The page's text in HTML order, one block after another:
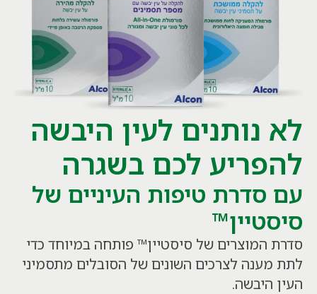
לא נותנים לעין היבשה
להפריע לכם בשגרה
עם סדרת טיפות העיניים של
סיסטיין™
סדרת המוצרים של סיסטיין™ פותחה במיוחד כדי
לתת מענה לצרכים השונים של הסובלים מתסמיני
העין היבשה.